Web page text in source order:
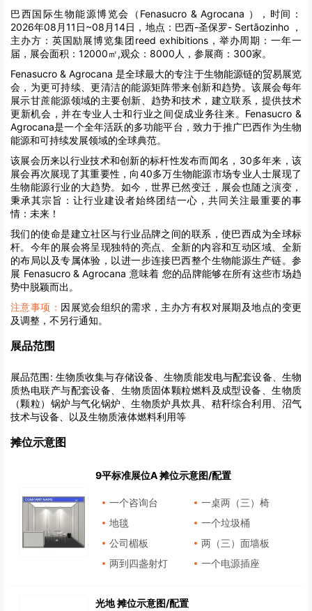
巴西国际生物能源博览会（Fenasucro & Agrocana ），时间：
2026年08月11日~08月14日，地点：巴西-圣保罗- Sertãozinho ，
主办方：英国励展博览集团reed exhibitions，举办周期：一年一
届，展会面积：12000㎡,观众：8000人，参展商：300家。
Fenasucro & Agrocana 是全球最大的专注于生物能源链的贸易展览
会，为更可持续、更清洁的能源矩阵带来创新和趋势。该展会每年
展示甘蔗能源领域的主要创新、趋势和技术，建立联系，提供技术
更新机会，并在专业人士和行业之间促成业务往来。Fenasucro &
Agrocana是一个全年活跃的多功能平台，致力于推广巴西作为生物
能源和可持续发展领域的全球典范。
该展会历来以行业技术和创新的标杆性发布而闻名，30多年来，该
展会再次展现了其重要性，向40多万生物能源市场专业人士展现了
生物能源行业的大趋势。如今，世界已然变迁，展会也随之演变，
秉承其宗旨：让行业建设者始终团结一心，共同关注最重要的事
情：未来！
我们的使命是建立社区与行业品牌之间的联系，使巴西成为全球标
杆。今年的展会将呈现独特的亮点、全新的内容和互动区域、全新
的布局以及专属体验，以进一步连接巴西整个生物能源生产链。参
展 Fenasucro & Agrocana 意味着 您的品牌能够在所有这些市场趋
势中脱颖而出。
注意事项： 因展览会组织的需求，主办方有权对展期及地点的变更
及调整，不另行通知。
展品范围
展品范围: 生物质收集与存储设备、生物质能发电与配套设备、生物
质热电联产与配套设备、生物质固体颗粒燃料及成型设备、生物质
（颗粒）锅炉与气化锅炉、生物质炉具炊具、秸秆综合利用、沼气
技术与设备、以及生物质液体燃料利用等
摊位示意图
9平标准展位A 摊位示意图/配置
一个咨询台
一桌两（三）椅
地毯
一个垃圾桶
公司楣板
两（三）面墙板
两到四盏射灯
一个电源插座
光地 摊位示意图/配置